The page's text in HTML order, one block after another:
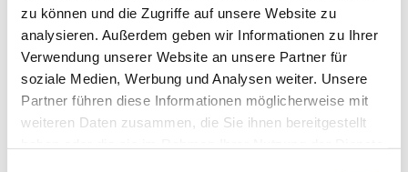
zu können und die Zugriffe auf unsere Website zu
analysieren. Außerdem geben wir Informationen zu Ihrer
Verwendung unserer Website an unsere Partner für
soziale Medien, Werbung und Analysen weiter. Unsere
Partner führen diese Informationen möglicherweise mit
weiteren Daten zusammen, die Sie ihnen bereitgestellt
Dies könnte Sie auch
interessieren